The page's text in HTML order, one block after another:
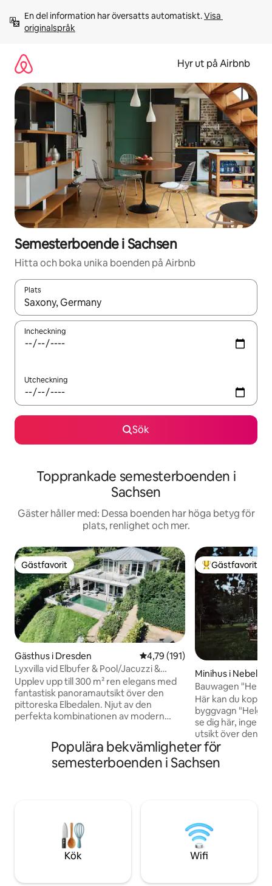
innehåll
En del information har översatts automatiskt. Visa
originalspråk
Hyr ut på Airbnb
Semesterboende i Sachsen
Hitta och boka unika boenden på Airbnb
Plats
När resultaten är tillgängliga kan du navigera med upp- och
Incheckning
Utcheckning
Sök
Topprankade semesterboenden i
Sachsen
Gäster håller med: Dessa boenden har höga betyg för
plats, renlighet och mer.
Gästfavorit
Gästfavorit
Gästhus i Dresden 4,79 av 5 i genomsnittligt
4,79 (191)
Lyxvilla vid Elbufer & Pool/Jacuzzi &
Partychalet
Upplev upp till 300 m² ren elegans med
fantastisk panoramautsikt över den
pittoreska Elbedalen. Njut av den
perfekta kombinationen av modern
från floden. Lyx på Elbes stränder –
modern komfort med panoramautsikt
över Elbedalen. 🌿 Terrass med designad
och oförglömlig.
Populär
Gästfavorit
Minihus i
Bauwagen
Här kan du
byggvagn
se dig här, ingen
utsikt över denna
själv. Det enkla
koppla av på. Se
tända eld,
hörnet...
Populära bekvämligheter för
semesterboenden i Sachsen
Kök Wifi